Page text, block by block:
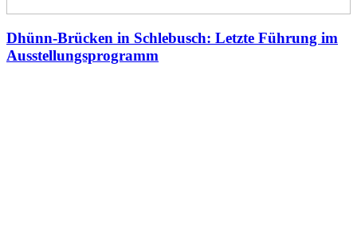
Dhünn-Brücken in Schlebusch: Letzte Führung im
Ausstellungsprogramm